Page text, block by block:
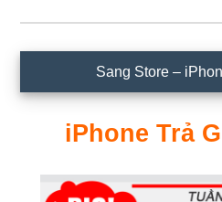
chính
Sang Store –
iPhone Trả